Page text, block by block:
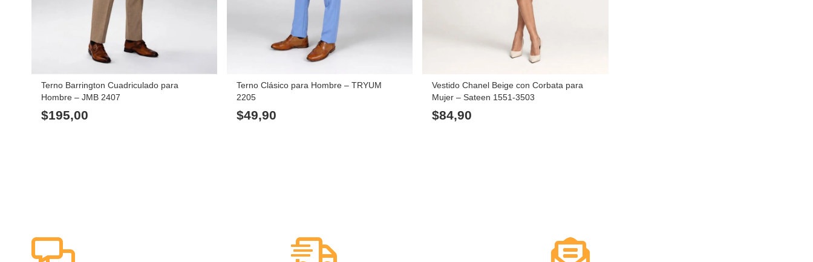
Terno Barrington Cuadriculado para
Hombre – JMB 2407
$195,00
Terno Clásico para Hombre – TRYUM
2205
$49,90
Vestido Chanel Beige con Corbata para
Mujer – Sateen 1551-3503
$84,90